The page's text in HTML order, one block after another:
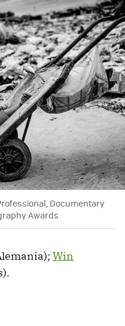
Documentary
Awards
Win